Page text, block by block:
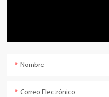
Nombre
Correo Electrónico